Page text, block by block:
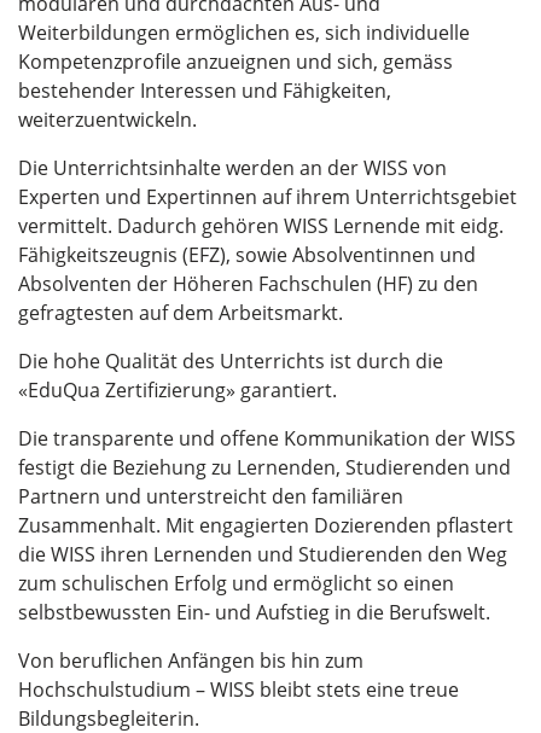
Weiterbildungen ermöglichen es, sich individuelle
Kompetenzprofile anzueignen und sich, gemäss
bestehender Interessen und Fähigkeiten,
weiterzuentwickeln.
Die Unterrichtsinhalte werden an der WISS von
Experten und Expertinnen auf ihrem Unterrichtsgebiet
vermittelt. Dadurch gehören WISS Lernende mit eidg.
Fähigkeitszeugnis (EFZ), sowie Absolventinnen und
Absolventen der Höheren Fachschulen (HF) zu den
gefragtesten auf dem Arbeitsmarkt.
Die hohe Qualität des Unterrichts ist durch die
«EduQua Zertifizierung» garantiert.
Die transparente und offene Kommunikation der WISS
festigt die Beziehung zu Lernenden, Studierenden und
Partnern und unterstreicht den familiären
Zusammenhalt. Mit engagierten Dozierenden pflastert
die WISS ihren Lernenden und Studierenden den Weg
zum schulischen Erfolg und ermöglicht so einen
selbstbewussten Ein- und Aufstieg in die Berufswelt.
Von beruflichen Anfängen bis hin zum
Hochschulstudium – WISS bleibt stets eine treue
Bildungsbegleiterin.